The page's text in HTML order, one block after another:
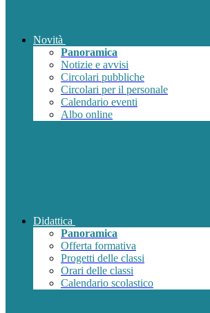
Novità
Panoramica
Notizie e avvisi
Circolari pubbliche
Circolari per il personale
Calendario eventi
Albo online
Didattica
Panoramica
Offerta formativa
Progetti delle classi
Orari delle classi
Calendario scolastico